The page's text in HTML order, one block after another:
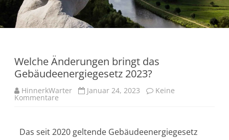
Welche Änderungen bringt das
Gebäudeenergiegesetz 2023?
HinnerkWarter Januar 24, 2023 Keine
Kommentare
Das seit 2020 geltende Gebäudeenergiegesetz